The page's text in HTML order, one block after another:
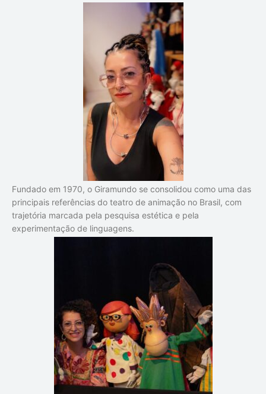
Fundado em 1970, o Giramundo se consolidou como uma das
principais referências do teatro de animação no Brasil, com
trajetória marcada pela pesquisa estética e pela
experimentação de linguagens.